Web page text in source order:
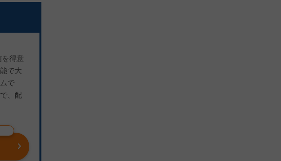
を得意
で大
で
、配